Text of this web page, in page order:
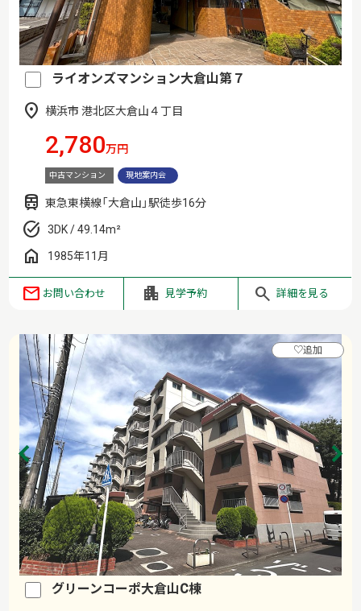
ライオンズマンション大倉山第７
横浜市 港北区大倉山４丁目
2,780万円
中古マンション 現地案内会
東急東横線「大倉山」駅徒歩16分
3DK / 49.14m²
1985年11月
お問い合わせ 見学予約 詳細を見る
グリーンコーポ大倉山C棟
♡追加